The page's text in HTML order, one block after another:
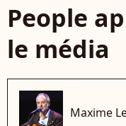
People
le média
Maxime